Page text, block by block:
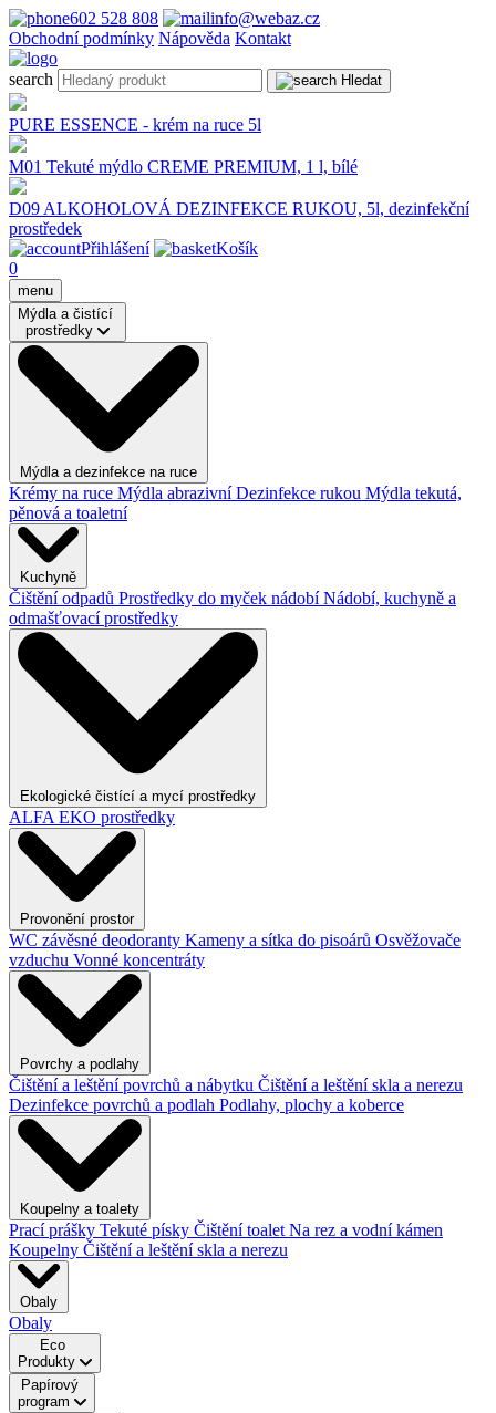
602 528 808
info@webaz.cz
Obchodní podmínky Nápověda Kontakt
search Hledat
PURE ESSENCE - krém na ruce 5l
M01 Tekuté mýdlo CREME PREMIUM, 1 l, bílé
D09 ALKOHOLOVÁ DEZINFEKCE RUKOU, 5l, dezinfekční
prostředek
Přihlášení
Košík
0
menu
Mýdla a čistící
prostředky
Mýdla a dezinfekce na ruce
Krémy na ruce Mýdla abrazivníDezinfekce rukou Mýdla tekutá,
pěnová a toaletní
Kuchyně
Čištění odpadů Prostředky do myček nádobíNádobí, kuchyně a
odmašťovací prostředky
Ekologické čistící a mycí prostředky
ALFA EKO prostředky
Provonění prostor
WC závěsné deodoranty Kameny a sítka do pisoárů Osvěžovače
vzduchu Vonné koncentráty
Povrchy a podlahy
Čištění a leštění povrchů a nábytku Čištění a leštění skla a nerezu
Dezinfekce povrchů a podlah Podlahy, plochy a koberce
Koupelny a toalety
Prací prášky Tekuté písky Čištění toalet Na rez a vodní kámen
Koupelny Čištění a leštění skla a nerezu
Obaly
Obaly
Eco
Produkty
Papírový
program